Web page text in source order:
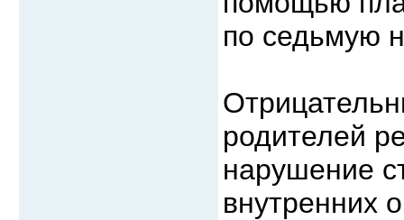
по седьмую
родителей
нарушение
внутренних